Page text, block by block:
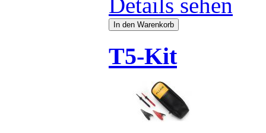
Details sehen
T5-Kit